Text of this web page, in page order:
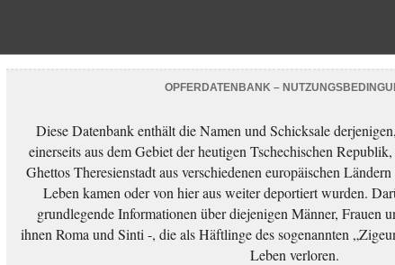
OPFERDATENBANK –
Diese Datenbank enthält die Namen und Schicksale
einerseits aus dem Gebiet der heutigen Tschechischen
Ghettos Theresienstadt aus verschiedenen europäischen
Leben kamen oder von hier aus weiter deportiert wurden.
grundlegende Informationen über diejenigen Männer, Frauen
ihnen Roma und Sinti -, die als Häftlinge des sogenannten
Leben verloren.